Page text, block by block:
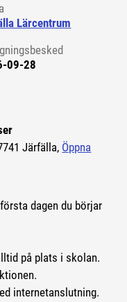
Lärcentrum
09-28
Järfälla, Öppna
dagen du börjar
på plats i skolan.
internetanslutning.